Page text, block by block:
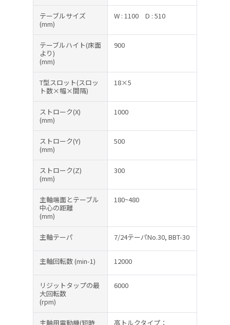
テーブルサイズ
(mm)
W : 1100 D : 510
テーブルハイト(床面
より)
(mm)
900
T型スロット(スロッ
ト数×幅×間隔)
18×5
ストローク(X)
(mm)
1000
ストローク(Y)
(mm)
500
ストローク(Z)
(mm)
300
主軸端面とテーブル
中心の距離
(mm)
180~480
主軸テーパ 7/24テーパNo.30, BBT-30
主軸回転数(min-1) 12000
リジットタップの最
大回転数
(rpm)
6000
主軸用電動機(短時 高トルクタイプ：